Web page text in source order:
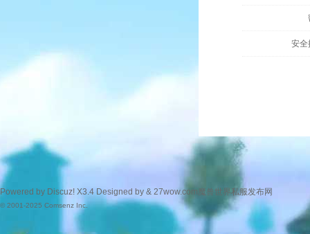
安全
Powered by Discuz! X3.4 Designed by & 27wow.com魔兽世界私服发布网
© 2001-2025 Comsenz Inc.